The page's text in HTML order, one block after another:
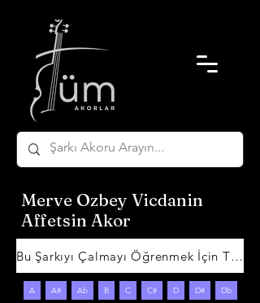
Merve Ozbey Vicdanin
Affetsin Akor
Bu Şarkıyı Çalmayı Öğrenmek İçin Tıklayın
A A# Ab B C C# D D# Db